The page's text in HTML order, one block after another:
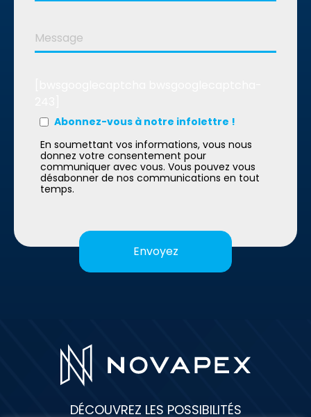
Abonnez-vous à notre infolettre !
En soumettant vos informations, vous nous
donnez votre consentement pour
communiquer avec vous. Vous pouvez vous
désabonner de nos communications en tout
temps.
DÉCOUVREZ LES POSSIBILITÉS